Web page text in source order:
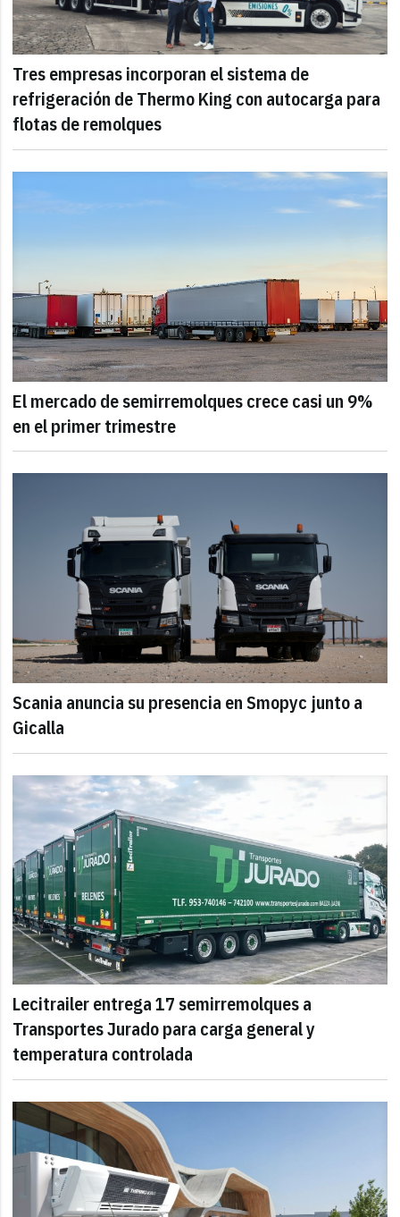
Tres empresas incorporan el sistema de
refrigeración de Thermo King con autocarga para
flotas de remolques
El mercado de semirremolques crece casi un 9%
en el primer trimestre
Scania anuncia su presencia en Smopyc junto a
Gicalla
Lecitrailer entrega 17 semirremolques a
Transportes Jurado para carga general y
temperatura controlada